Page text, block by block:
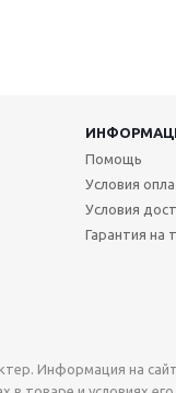
Помощь
Условия
Условия
Гарантия на
Информация на